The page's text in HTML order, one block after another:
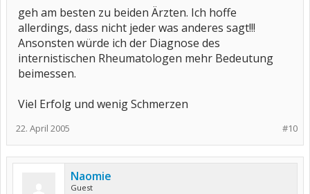
geh am besten zu beiden Ärzten. Ich hoffe
allerdings, dass nicht jeder was anderes sagt!!!
Ansonsten würde ich der Diagnose des
internistischen Rheumatologen mehr Bedeutung
beimessen.
Viel Erfolg und wenig Schmerzen
#10
22. April 2005
Naomie
Guest